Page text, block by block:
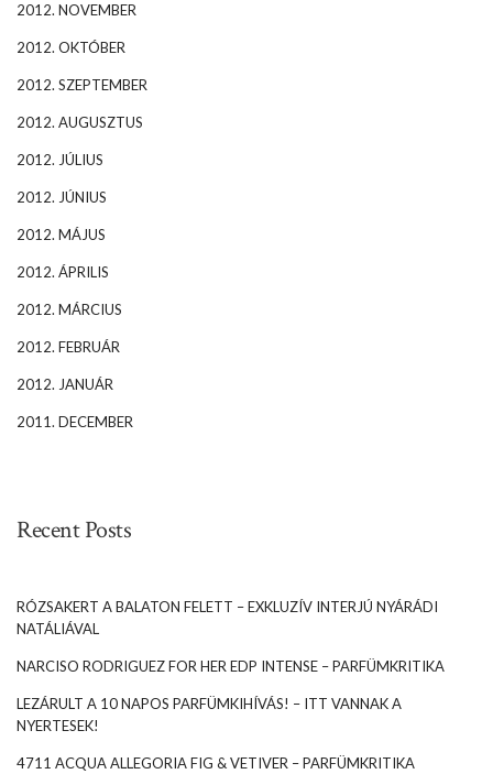
2012. NOVEMBER
2012. OKTÓBER
2012. SZEPTEMBER
2012. AUGUSZTUS
2012. JÚLIUS
2012. JÚNIUS
2012. MÁJUS
2012. ÁPRILIS
2012. MÁRCIUS
2012. FEBRUÁR
2012. JANUÁR
2011. DECEMBER
Recent Posts
RÓZSAKERT A BALATON FELETT – EXKLUZÍV INTERJÚ NYÁRÁDI
NATÁLIÁVAL
NARCISO RODRIGUEZ FOR HER EDP INTENSE – PARFÜMKRITIKA
LEZÁRULT A 10 NAPOS PARFÜMKIHÍVÁS! – ITT VANNAK A
NYERTESEK!
4711 ACQUA ALLEGORIA FIG & VETIVER – PARFÜMKRITIKA